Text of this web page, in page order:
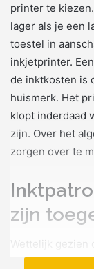
printer te
lager als je een
toestel in
inkjetprinter.
de inktkosten is
huismerk. Het
klopt inderdaad
zijn. Over het
zorgen over te
zijn
Wettelijk gezien
inktpatronen